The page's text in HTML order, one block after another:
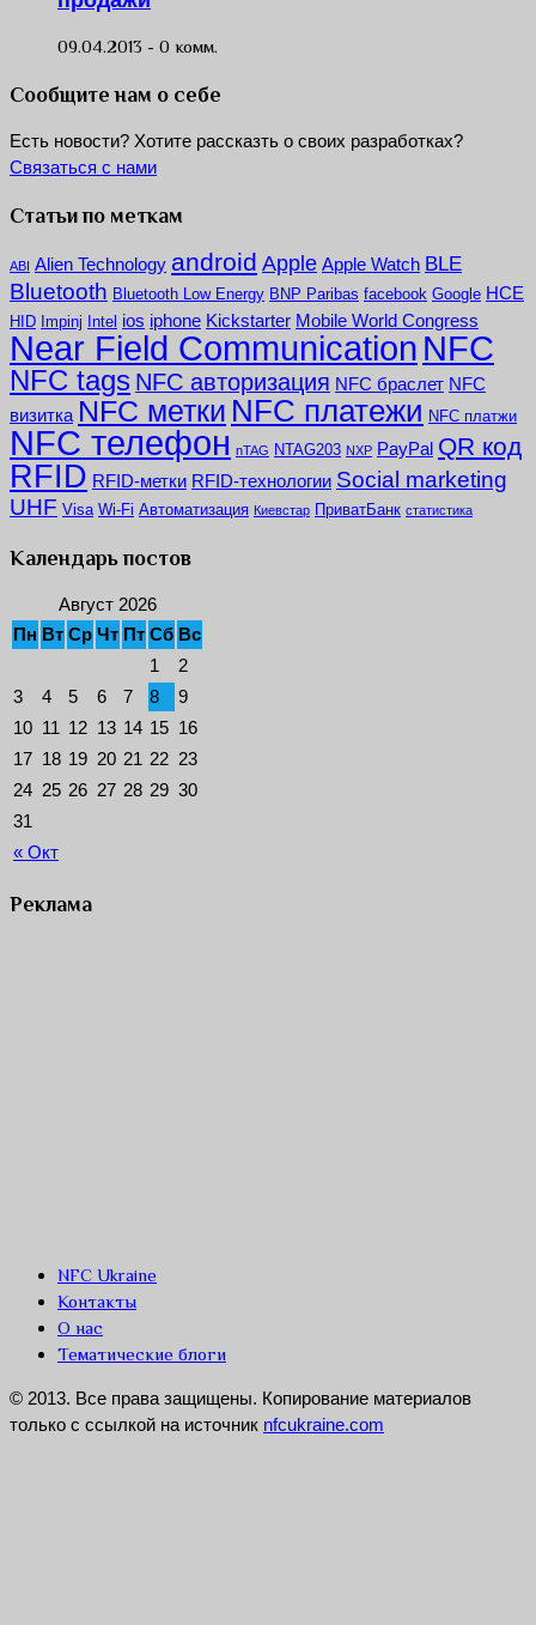
09.04.2013 - 0 комм.
Сообщите нам о себе
Есть новости? Хотите рассказть о своих разработках?
Связаться с нами
Статьи по меткам
ABI Alien Technology android Apple Apple Watch BLE
Bluetooth Bluetooth Low Energy BNP Paribas facebook Google HCE
HID Impinj Intel ios iphone Kickstarter Mobile World Congress
Near Field Communication NFC
NFC tags NFC авторизация NFC браслет NFC
визитка NFC метки NFC платежи NFC платжи
NFC телефон nTAG NTAG203 NXP PayPal QR код
RFID RFID-метки RFID-технологии Social marketing
UHF Visa Wi-Fi Автоматизация Киевстар ПриватБанк статистика
Календарь постов
Август 2026
Пн Вт Ср Чт Пт Сб Вс
« Окт
1
2
3
4 5 6 7 8
9
10 11 12 13 14 15 16
17 18 19 20 21 22 23
24 25 26 27 28 29 30
31
Реклама
NFC Ukraine
Контакты
О нас
Тематические блоги
© 2013. Все права защищены. Копирование материалов
только с ссылкой на источник nfcukraine.com